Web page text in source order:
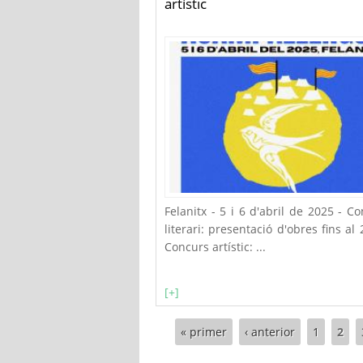
Felanitx - 5 i 6 d'abril de 2025 -
literari: presentació d'obres fins al
Concurs artístic: ...
[+]
Pàgines
« primer ‹ anterior 1 2